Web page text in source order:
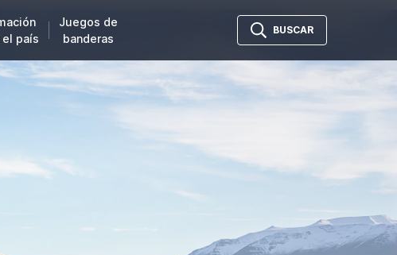
país
Juegos de
banderas
BUSCAR